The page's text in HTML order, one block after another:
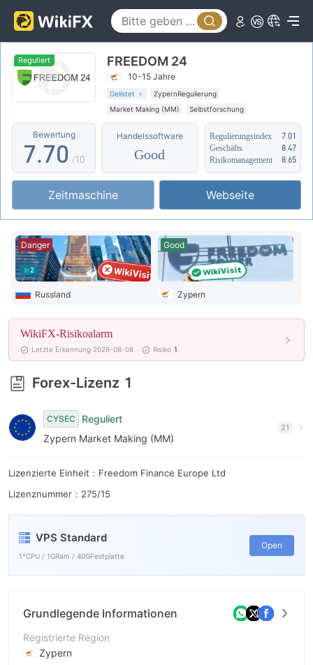
Reguliert FREEDOM 24
10-15 Jahre
Gelistet
ZypernRegulierung
Market Making (MM)
Selbstforschung
Globales Geschäft
Hohes potenzielles Risiko
Bewertung
2
3
4
6
7
8
9
.
2
3
4
6
7
8
9
0
1
2
3
4
5
6
7
8
9
/10
Handelssoftware
Good
Regulierungsindex
7.01
Geschäfts
8.47
Risikomanagement
8.65
Zeitmaschine Webseite
2
Danger
Russland
Good
Zypern
WikiFX-Risikoalarm
Letzte Erkennung 2026-08-08 Risiko 1
Forex-Lizenz 1
CYSEC
Reguliert
Zypern Market Making (MM)
21
Lizenzierte Einheit：Freedom Finance Europe Ltd
Lizenznummer：275/15
VPS Standard
1*CPU / 1GRam / 40GFestplatte
Open
Grundlegende Informationen
Registrierte Region
Zypern